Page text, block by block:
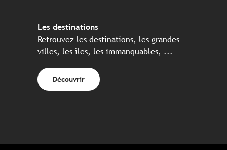
Les destinations
Retrouvez les destinations, les grandes
villes, les îles, les immanquables, ...
Découvrir